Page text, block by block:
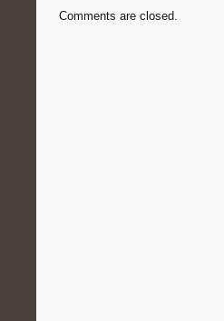
Comments are closed.